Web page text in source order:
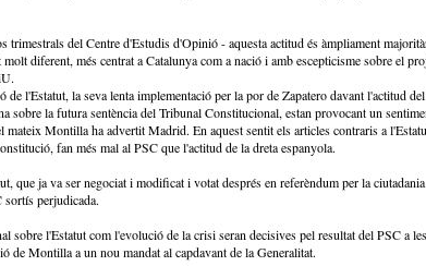
trimestrals del Centre d'Estudis d'Opinió - aquesta actitud és àmpliament
diferent, més centrat a Catalunya com a nació i amb escepticisme sobre el
de l'Estatut, la seva lenta implementació per la por de Zapatero davant l'actitud
sobre la futura sentència del Tribunal Constitucional, estan provocant un
mateix Montilla ha advertit Madrid. En aquest sentit els articles contraris a
fan més mal al PSC que l'actitud de la dreta espanyola.
que ja va ser negociat i modificat i votat després en referèndum per la ciutadania
sortís perjudicada.
sobre l'Estatut com l'evolució de la crisi seran decisives pel resultat del PSC a les
de Montilla a un nou mandat al capdavant de la Generalitat.